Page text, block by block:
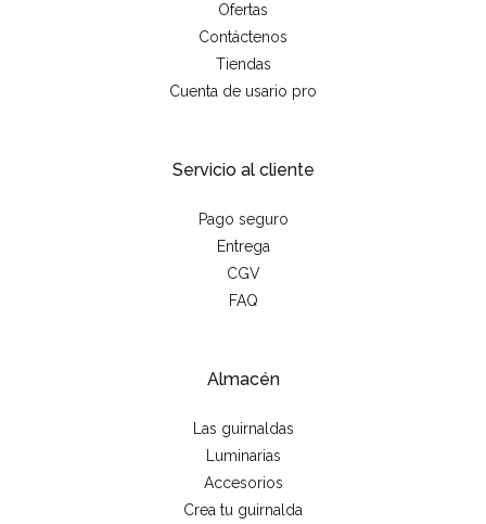
Ofertas
Contáctenos
Tiendas
Cuenta de usario pro
Servicio al cliente
Pago seguro
Entrega
CGV
FAQ
Almacén
Las guirnaldas
Luminarias
Accesorios
Crea tu guirnalda